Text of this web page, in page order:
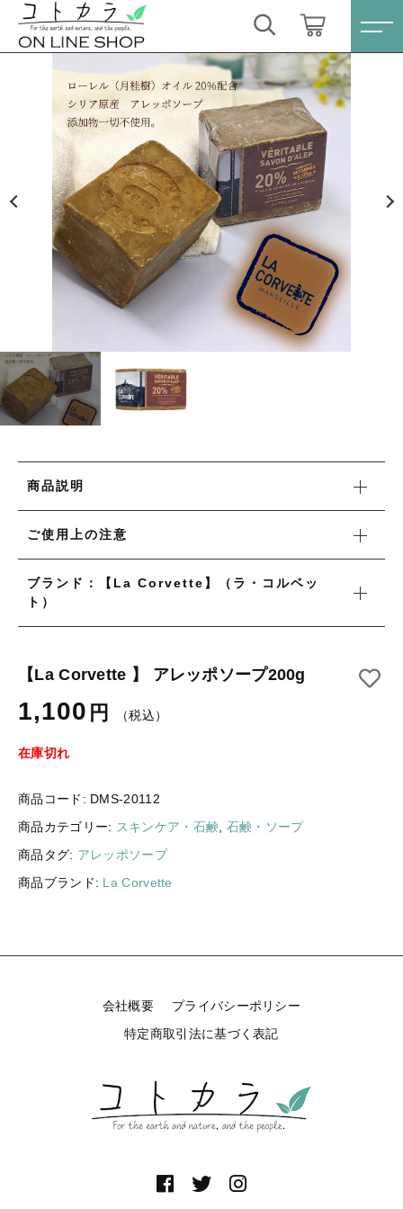
商品説明
ご使用上の注意
ブランド：【La Corvette】（ラ・コルベッ
ト）
【La Corvette 】 アレッポソープ200g
1,100 円 （税込）
在庫切れ
商品コード: DMS-20112
商品カテゴリー: スキンケア・石鹸, 石鹸・ソープ
商品タグ: アレッポソープ
商品ブランド: La Corvette
会社概要
プライバシーポリシー
特定商取引法に基づく表記
カートに商品を追加しました
【La Corvette 】 アレッポソープ200g
数量
1,100円（税込）
ショッピングを続ける
カートを確認する
ログイン / 会員登録
お気に入り
すべての商品
スキンケア・石鹸
HINOKI（土佐ヒノキ）シリーズ
洗剤・食器用石鹸
タオル/ハンカチ
カトラリー/食器
ファッション
布ナプキン
雑貨
ラリーキルト
キリム
新着商品
セール
ご利用ガイド
お問い合わせ
すべて
スキンケア・石鹸
HINOKI（土佐ヒノキ）シリーズ
サステナブル歯ブラシ・歯磨き粉
洗剤・食器用石鹸
タオル/ハンカチ
雑貨
ラリーキルト
ギフトラッピング
キーワード検索
こだわり検索
親カテゴリ
子カテゴリ
価格帯
在庫あり セール